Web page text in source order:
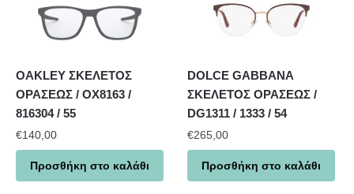
OAKLEY ΣΚΕΛΕΤΟΣ
ΟΡΑΣΕΩΣ / OX8163 /
816304 / 55
€140,00
Προσθήκη στο καλάθι
DOLCE GABBANA
ΣΚΕΛΕΤΟΣ ΟΡΑΣΕΩΣ /
DG1311 / 1333 / 54
€265,00
Προσθήκη στο καλάθι